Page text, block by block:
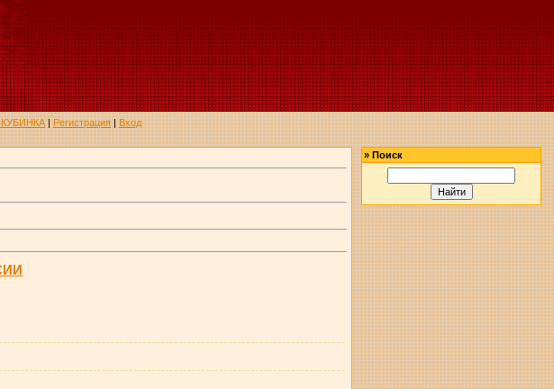
|Регистрация|Вход
»Поиск